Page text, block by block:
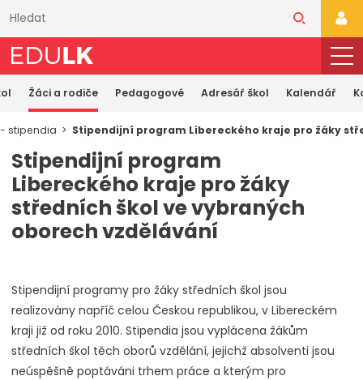
obsahu
Žáci a rodiče Pedagogové Adresář škol Kalendář
stipendia Stipendijní program Libereckého kraje pro žáky
Stipendijní program
Libereckého kraje pro žáky
středních škol ve vybraných
oborech vzdělávání
Stipendijní programy pro žáky středních škol jsou
realizovány napříč celou Českou republikou, v Libereckém
kraji již od roku 2010. Stipendia jsou vyplácena žákům
středních škol těch oborů vzdělání, jejichž absolventi jsou
neúspěšně poptáváni trhem práce a kterým pro